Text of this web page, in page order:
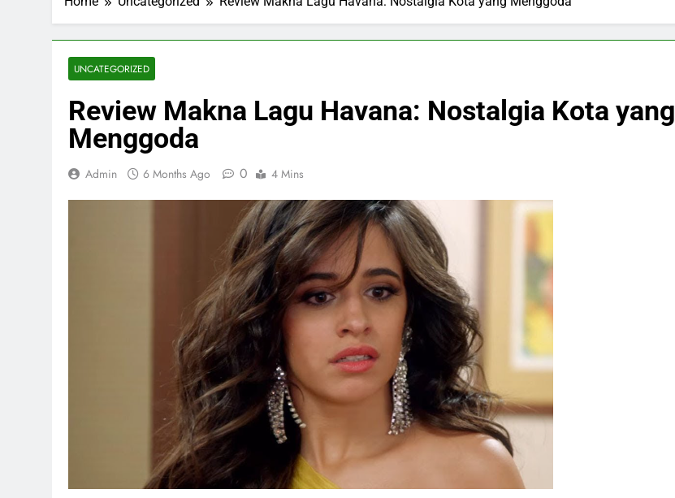
UNCATEGORIZED
Review Makna Lagu Havana: Nostalgia Kota yang
Menggoda
Admin 6 Months Ago 0 4 Mins